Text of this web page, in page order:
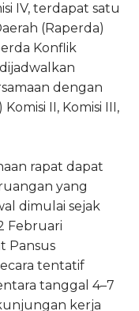
IV, terdapat satu
(Raperda)
Konflik
dengan
II, Komisi III,
rapat dapat
yang
dimulai sejak
Februari
Pansus
tentatif
tanggal 4–7
kerja